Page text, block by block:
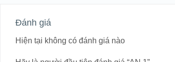
Đánh giá
Hiện tại không có đánh giá nào